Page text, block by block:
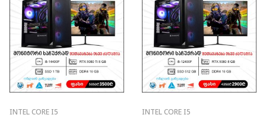
INTEL CORE I5 INTEL CORE I5